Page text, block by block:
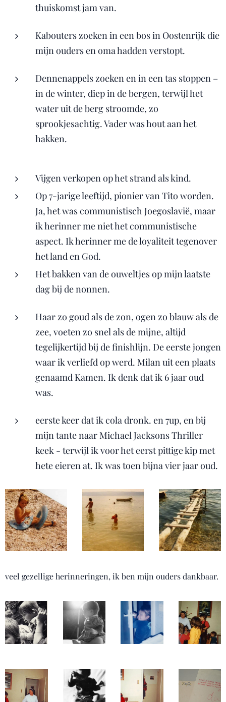
thuiskomst jam van.
Kabouters zoeken in een bos in Oostenrijk die
mijn ouders en oma hadden verstopt.
Dennenappels zoeken en in een tas stoppen –
in de winter, diep in de bergen, terwijl het
water uit de berg stroomde, zo
sprookjesachtig. Vader was hout aan het
hakken.
Vijgen verkopen op het strand als kind.
Op 7-jarige leeftijd, pionier van Tito worden.
Ja, het was communistisch Joegoslavië, maar
ik herinner me niet het communistische
aspect. Ik herinner me de loyaliteit tegenover
het land en God.
Het bakken van de ouweltjes op mijn laatste
dag bij de nonnen.
Haar zo goud als de zon, ogen zo blauw als de
zee, voeten zo snel als de mijne, altijd
tegelijkertijd bij de finishlijn. De eerste jongen
waar ik verliefd op werd. Milan uit een plaats
genaamd Kamen. Ik denk dat ik 6 jaar oud
was.
eerste keer dat ik cola dronk. en 7up, en bij
mijn tante naar Michael Jacksons Thriller
keek - terwijl ik voor het eerst pittige kip met
hete eieren at. Ik was toen bijna vier jaar oud.
veel gezellige herinneringen, ik ben mijn ouders dankbaar.